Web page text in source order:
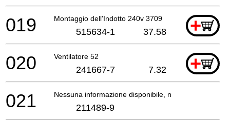
Montaggio dell'Indotto 240v 3709 +
019 515634-1 37.58
Ventilatore 52 +
020 241667-7 7.32
Nessuna informazione disponibile, non ordinabile
021 211489-9